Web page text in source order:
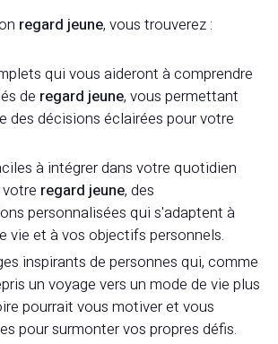
regard jeune, vous trouverez :
qui vous aideront à comprendre
de regard jeune, vous permettant
des décisions éclairées pour votre
à intégrer dans votre quotidien
regard jeune, des
personnalisées qui s'adaptent à
vie et à vos objectifs personnels.
inspirants de personnes qui, comme
un voyage vers un mode de vie plus
pourrait vous motiver et vous
pour surmonter vos propres défis.